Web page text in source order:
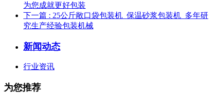
为您成就更好包装
下一篇 : 25公斤敞口袋包装机_保温砂浆包装机_多年研
究生产经验包装机械
新闻动态
行业资讯
为您推荐